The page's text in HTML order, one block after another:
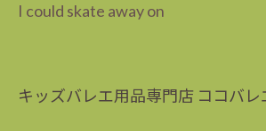
I could skate away on
キッズバレエ用品専門店 ココバレ